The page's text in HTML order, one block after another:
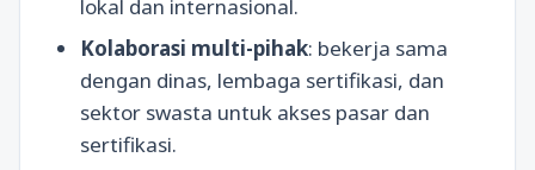
lokal dan internasional.
Kolaborasi multi-pihak: bekerja sama
dengan dinas, lembaga sertifikasi, dan
sektor swasta untuk akses pasar dan
sertifikasi.